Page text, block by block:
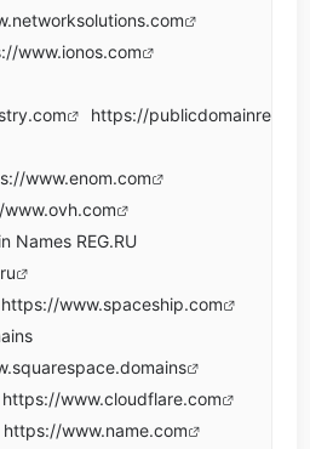
www.ionos.com
https://publicdomainre
www.enom.com
Names REG.RU
https://www.spaceship.com
https://www.cloudflare.com
https://www.name.com